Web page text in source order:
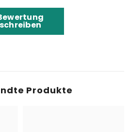
schreiben
Produkte